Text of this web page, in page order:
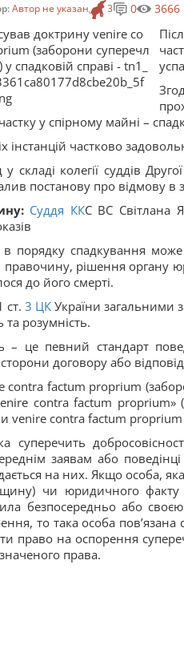
Автор не указан 3 0 3666
у спірному майні –
інстанцій частково
складі колегії суддів
постанову про відмову
Суддя ККС ВС Світлана
в порядку спадкування
правочину, рішення органу
до його смерті.
ст. 3 ЦК України загальними
та розумність.
– це певний стандарт
сторони договору або
contra factum proprium
contra factum proprium»
venire contra factum proprium
суперечить
заявам або
на них. Якщо особа,
чи юридичного факту
безпосередньо або
то така особа
право на оспорення
права.